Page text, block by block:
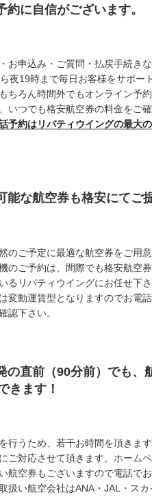
約に自信がございます。
お申込み・ご質問・払戻手続き
夜19時まで毎日お客様をサポー
ちろん時間外でもオンライン予
いつでも格安航空券の料金をご
予約はリバティウイングの最大
能な航空券も格安にてご
のご予定に最適な航空券をご用
のご予約は、間際でも格安航空
るリバティウイングにお任せ下さ
変動運賃型となりますのでお電
認下さい。
の直前（90分前）でも、
きます！
行うため、若干お時間を頂きま
ご対応させて頂きます。ホーム
航空券もございますので電話でお
扱い航空会社はANA・JAL・スカ